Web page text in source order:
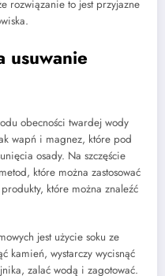
rozwiązanie to jest przyjazne
usuwanie
obecności twardej wody
wapń i magnez, które pod
osady. Na szczęście
które można zastosować
które można znaleźć
jest użycie soku ze
kamień, wystarczy wycisnąć
zalać wodą i zagotować.